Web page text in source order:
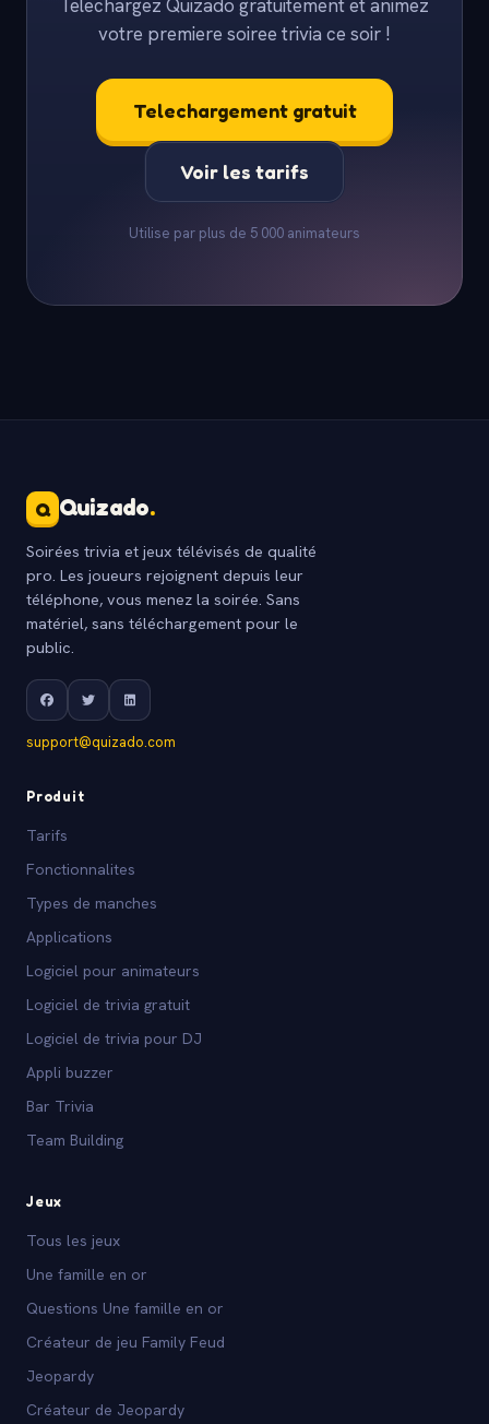
Telechargez Quizado gratuitement et animez
votre premiere soiree trivia ce soir !
Telechargement gratuit
Voir les tarifs
Utilise par plus de 5 000 animateurs
Q Quizado.
Soirées trivia et jeux télévisés de qualité
pro. Les joueurs rejoignent depuis leur
téléphone, vous menez la soirée. Sans
matériel, sans téléchargement pour le
public.
support@quizado.com
Produit
Tarifs
Fonctionnalites
Types de manches
Applications
Logiciel pour animateurs
Logiciel de trivia gratuit
Logiciel de trivia pour DJ
Appli buzzer
Bar Trivia
Team Building
Jeux
Tous les jeux
Une famille en or
Questions Une famille en or
Créateur de jeu Family Feud
Jeopardy
Créateur de Jeopardy